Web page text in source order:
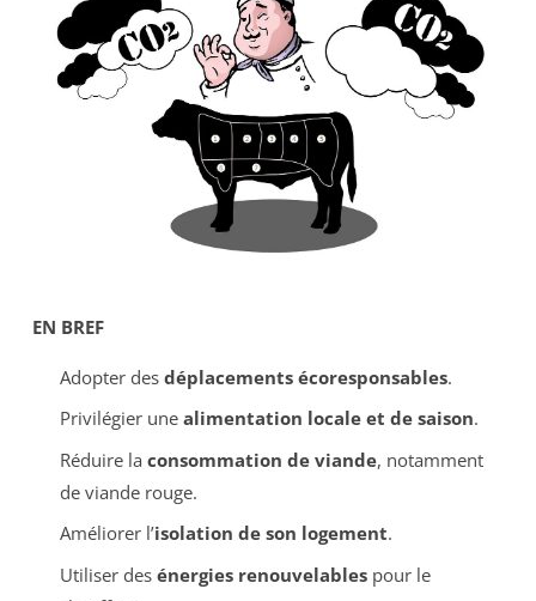
EN BREF
Adopter des déplacements écoresponsables.
Privilégier une alimentation locale et de saison.
Réduire la consommation de viande, notamment
de viande rouge.
Améliorer l’isolation de son logement.
Utiliser des énergies renouvelablespour le